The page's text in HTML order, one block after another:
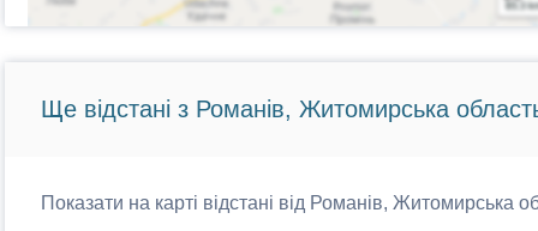
Ще відстані з Романів, Житомирська
Показати на карті відстані від Романів, Житомирська